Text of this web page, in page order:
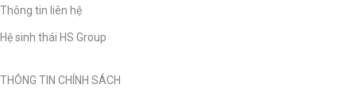
Thông tin liên hệ
Hệ sinh thái HS Group
THÔNG TIN CHÍNH SÁCH